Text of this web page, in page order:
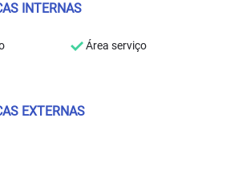
INTERNAS
Área serviço
EXTERNAS